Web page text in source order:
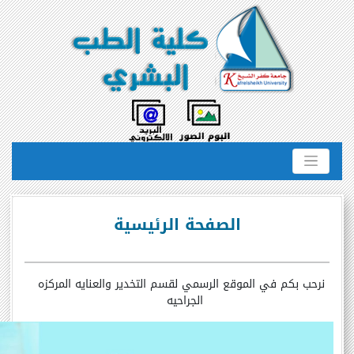
الصفحة الرئيسية
نرحب بكم في الموقع الرسمي لقسم التخدير والعنايه المركزه
الجراحيه